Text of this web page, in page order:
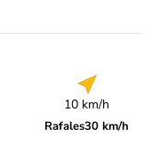
10 km/h
Rafales30 km/h